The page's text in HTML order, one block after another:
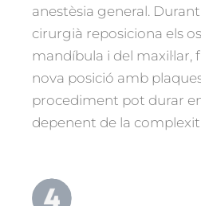
anestèsia general. Durant
cirurgià reposiciona els
mandíbula i del maxil·lar,
nova posició amb
procediment pot durar
depenent de la